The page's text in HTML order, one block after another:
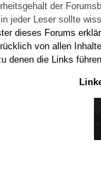
der
jeder Leser sollte
dieses Forums
von allen
denen die Links